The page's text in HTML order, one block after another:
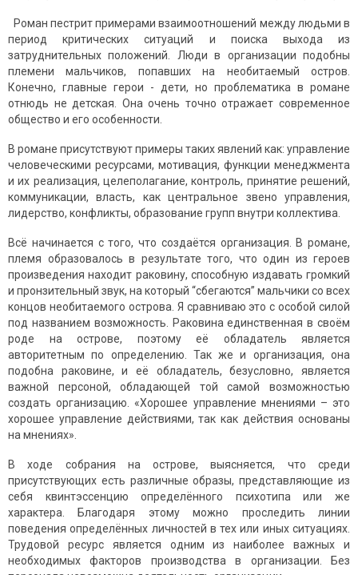
Роман пестрит примерами взаимоотношений между людьми в
период критических ситуаций и поиска выхода из
затруднительных положений. Люди в организации подобны
племени мальчиков, попавших на необитаемый остров.
Конечно, главные герои - дети, но проблематика в романе
отнюдь не детская. Она очень точно отражает современное
общество и его особенности.
В романе присутствуют примеры таких явлений как: управление
человеческими ресурсами, мотивация, функции менеджмента
и их реализация, целеполагание, контроль, принятие решений,
коммуникации, власть, как центральное звено управления,
лидерство, конфликты, образование групп внутри коллектива.
Всё начинается с того, что создаётся организация. В романе,
племя образовалось в результате того, что один из героев
произведения находит раковину, способную издавать громкий
и пронзительный звук, на который “сбегаются” мальчики со всех
концов необитаемого острова. Я сравниваю это с особой силой
под названием возможность. Раковина единственная в своём
роде на острове, поэтому её обладатель является
авторитетным по определению. Так же и организация, она
подобна раковине, и её обладатель, безусловно, является
важной персоной, обладающей той самой возможностью
создать организацию. «Хорошее управление мнениями – это
хорошее управление действиями, так как действия основаны
на мнениях».
В ходе собрания на острове, выясняется, что среди
присутствующих есть различные образы, представляющие из
себя квинтэссенцию определённого психотипа или же
характера. Благодаря этому можно проследить линии
поведения определённых личностей в тех или иных ситуациях.
Трудовой ресурс является одним из наиболее важных и
необходимых факторов производства в организации. Без